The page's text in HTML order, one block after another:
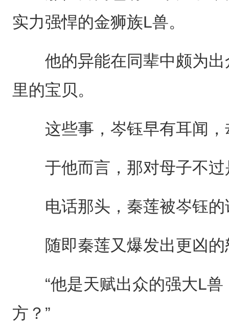
实力强悍的金狮族L兽。
他的异能在同辈中颇为出
里的宝贝。
这些事，岑钰早有耳闻，
于他而言，那对母子不过
电话那头，秦莲被岑钰的
随即秦莲又爆发出更凶的
“他是天赋出众的强大L兽
方？”